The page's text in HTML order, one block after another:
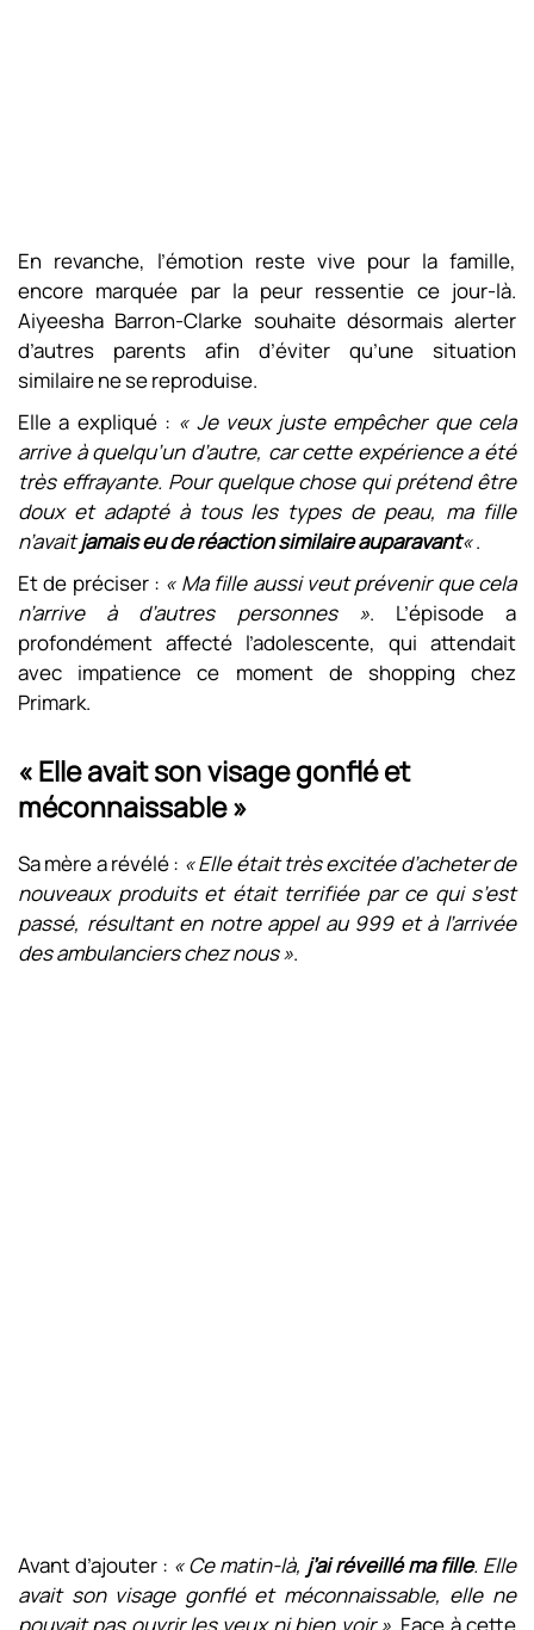
En revanche, l’émotion reste vive pour la famille,
encore marquée par la peur ressentie ce jour-là.
Aiyeesha Barron-Clarke souhaite désormais alerter
d’autres parents afin d’éviter qu’une situation
similaire ne se reproduise.
Elle a expliqué : « Je veux juste empêcher que cela
arrive à quelqu’un d’autre, car cette expérience a été
très effrayante. Pour quelque chose qui prétend être
doux et adapté à tous les types de peau, ma fille
n’avaitjamais eu de réaction similaire auparavant«.
Et de préciser : « Ma fille aussi veut prévenir que cela
n’arrive à d’autres personnes ». L’épisode a
profondément affecté l’adolescente, qui attendait
avec impatience ce moment de shopping chez
Primark.
« Elle avait son visage gonflé et
méconnaissable »
Sa mère a révélé : « Elle était très excitée d’acheter de
nouveaux produits et était terrifiée par ce qui s’est
passé, résultant en notre appel au 999 et à l’arrivée
des ambulanciers chez nous ».
Avant d’ajouter : « Ce matin-là, j’ai réveillé ma fille. Elle
avait son visage gonflé et méconnaissable, elle ne